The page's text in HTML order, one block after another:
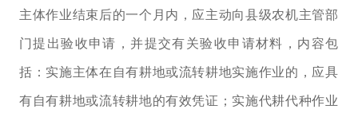
主体作业结束后的一个月内，应主动向县级农机主管部
门提出验收申请，并提交有关验收申请材料，内容包
括：实施主体在自有耕地或流转耕地实施作业的，应具
有自有耕地或流转耕地的有效凭证；实施代耕代种作业